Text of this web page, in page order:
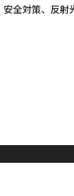
安全対策、反